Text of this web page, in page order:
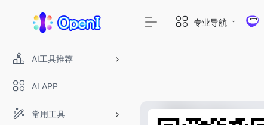
AI工具推荐
AI APP
常用工具
专业导航